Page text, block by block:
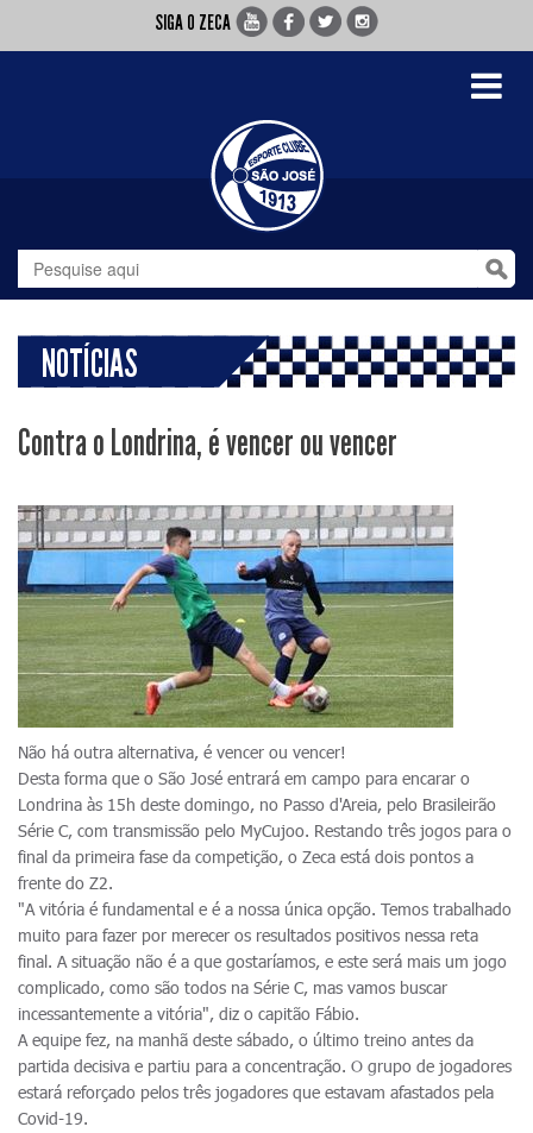
SIGA O ZECA
Toggle
NOTÍCIAS
Contra o Londrina, é vencer ou vencer
Não há outra alternativa, é vencer ou vencer!
Desta forma que o São José entrará em campo para encarar o
Londrina às 15h deste domingo, no Passo d'Areia, pelo Brasileirão
Série C, com transmissão pelo MyCujoo. Restando três jogos para o
final da primeira fase da competição, o Zeca está dois pontos a
frente do Z2.
"A vitória é fundamental e é a nossa única opção. Temos trabalhado
muito para fazer por merecer os resultados positivos nessa reta
final. A situação não é a que gostaríamos, e este será mais um jogo
complicado, como são todos na Série C, mas vamos buscar
incessantemente a vitória", diz o capitão Fábio.
A equipe fez, na manhã deste sábado, o último treino antes da
partida decisiva e partiu para a concentração. O grupo de jogadores
estará reforçado pelos três jogadores que estavam afastados pela
Covid-19.